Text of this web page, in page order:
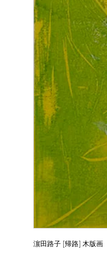
濵田路子 [帰路] 木版画